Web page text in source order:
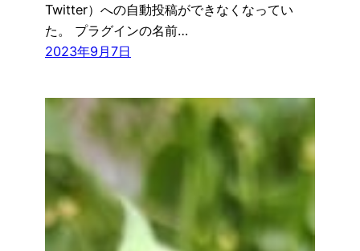
Twitter）への自動投稿ができなくなってい
た。 プラグインの名前…
2023年9月7日